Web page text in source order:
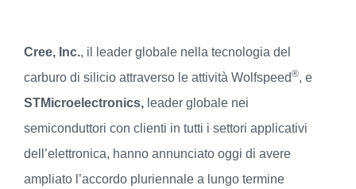
Cree, Inc., il leader globale nella tecnologia del
carburo di silicio attraverso le attività Wolfspeed®, e
STMicroelectronics, leader globale nei
semiconduttori con clienti in tutti i settori applicativi
dell’elettronica, hanno annunciato oggi di avere
ampliato l’accordo pluriennale a lungo termine